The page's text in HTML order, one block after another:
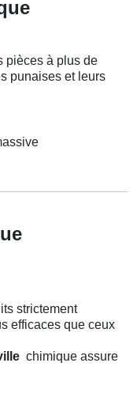
pièces à plus de
punaises et leurs
strictement
efficaces que ceux
chimique assure